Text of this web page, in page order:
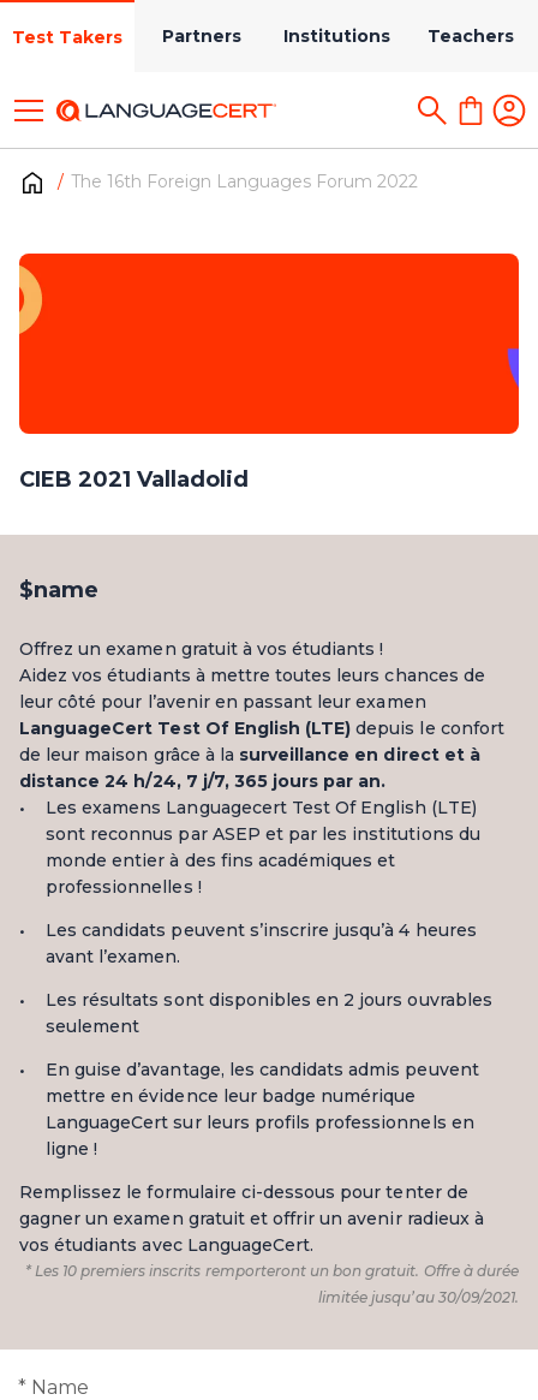
Test Takers Partners Institutions Teachers
The 16th Foreign Languages Forum 2022
CIEB 2021 Valladolid
$name
Offrez un examen gratuit à vos étudiants !
Aidez vos étudiants à mettre toutes leurs chances de
leur côté pour l’avenir en passant leur examen
LanguageCert Test Of English (LTE) depuis le confort
de leur maison grâce à la surveillance en direct et à
distance 24 h/24, 7 j/7, 365 jours par an.
Les examens Languagecert Test Of English (LTE)
sont reconnus par ASEP et par les institutions du
monde entier à des fins académiques et
professionnelles !
Les candidats peuvent s’inscrire jusqu’à 4 heures
avant l’examen.
Les résultats sont disponibles en 2 jours ouvrables
seulement
En guise d’avantage, les candidats admis peuvent
mettre en évidence leur badge numérique
LanguageCert sur leurs profils professionnels en
ligne !
Remplissez le formulaire ci-dessous pour tenter de
gagner un examen gratuit et offrir un avenir radieux à
vos étudiants avec LanguageCert.
* Les 10 premiers inscrits remporteront un bon gratuit. Offre à durée
limitée jusqu’au 30/09/2021.
* Name